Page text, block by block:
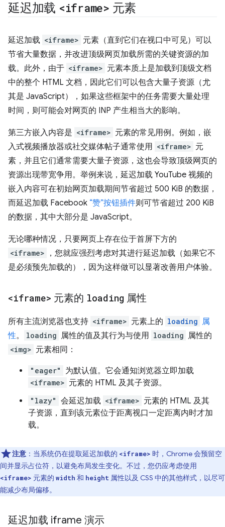
延迟加载 <iframe> 元素
延迟加载 <iframe> 元素（直到它们在视口中可见）可以
节省大量数据，并改进顶级网页加载所需的关键资源的加
载。此外，由于 <iframe> 元素本质上是加载到顶级文档
中的整个 HTML 文档，因此它们可以包含大量子资源（尤
其是 JavaScript），如果这些框架中的任务需要大量处理
时间，则可能会对网页的 INP 产生相当大的影响。
第三方嵌入内容是 <iframe> 元素的常见用例。例如，嵌
入式视频播放器或社交媒体帖子通常使用 <iframe> 元
素，并且它们通常需要大量子资源，这也会导致顶级网页的
资源出现带宽争用。举例来说，延迟加载 YouTube 视频的
嵌入内容可在初始网页加载期间节省超过 500 KiB 的数据，
而延迟加载 Facebook “赞”按钮插件则可节省超过 200 KiB
的数据，其中大部分是 JavaScript。
无论哪种情况，只要网页上存在位于首屏下方的
<iframe>
，您就应强烈考虑对其进行延迟加载（如果它不
是必须预先加载的），因为这样做可以显著改善用户体验。
<iframe> 元素的 loading 属性
所有主流浏览器也支持 <iframe> 元素上的 loading 属
性。 loading 属性的值及其行为与使用 loading 属性的
<img> 元素相同：
"eager" 为默认值。它会通知浏览器立即加载
<iframe> 元素的 HTML 及其子资源。
"lazy" 会延迟加载 <iframe> 元素的 HTML 及其
子资源，直到该元素位于距离视口一定距离内时才加
载。
注意 ：当系统仍在提取延迟加载的 <iframe> 时，Chrome 会预留空
间并显示占位符，以避免布局发生变化。不过，您仍应考虑使用
<iframe> 元素的 width 和 height 属性以及 CSS 中的其他样式，以尽可
能减少布局偏移。
延迟加载 iframe 演示